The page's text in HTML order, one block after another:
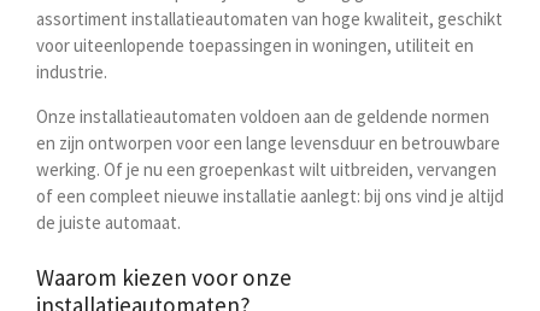
assortiment installatieautomaten van hoge kwaliteit, geschikt
voor uiteenlopende toepassingen in woningen, utiliteit en
industrie.
Onze installatieautomaten voldoen aan de geldende normen
en zijn ontworpen voor een lange levensduur en betrouwbare
werking. Of je nu een groepenkast wilt uitbreiden, vervangen
of een compleet nieuwe installatie aanlegt: bij ons vind je altijd
de juiste automaat.
Waarom kiezen voor onze
installatieautomaten?